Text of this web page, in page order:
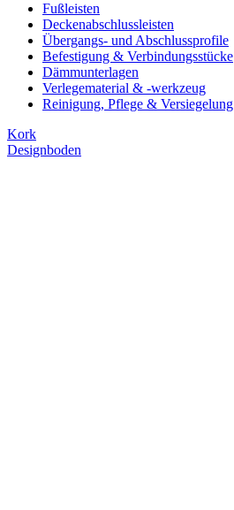
Fußleisten
Deckenabschlussleisten
Übergangs- und Abschlussprofile
Befestigung & Verbindungsstücke
Dämmunterlagen
Verlegematerial & -werkzeug
Reinigung, Pflege & Versiegelung
Kork
Designboden